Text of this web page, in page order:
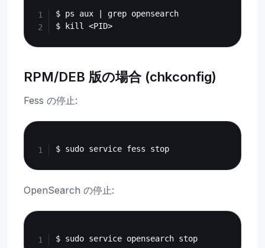
$ ps aux | grep opensearch
RPM/DEB 版の場合 (chkconfig)
Fess の停止:
OpenSearch の停止: